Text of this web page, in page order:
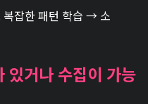
복잡한 패턴 학습 → 소
있거나 수집이 가능